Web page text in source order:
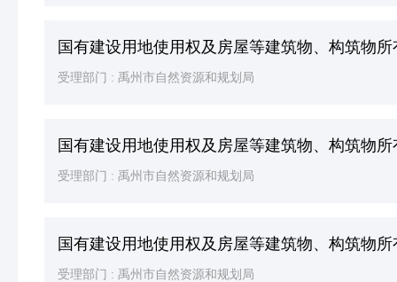
国有建设用地使用权及房屋等建筑物、构筑物
受理部门 : 禹州市自然资源和规划局
国有建设用地使用权及房屋等建筑物、构筑物
受理部门 : 禹州市自然资源和规划局
国有建设用地使用权及房屋等建筑物、构筑物
受理部门 : 禹州市自然资源和规划局